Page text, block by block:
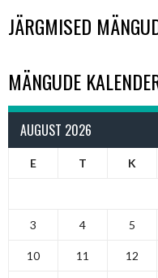
JÄRGMISED
MÄNGUDE
AUGUST 2026
E T K
3 4 5
10 11 12